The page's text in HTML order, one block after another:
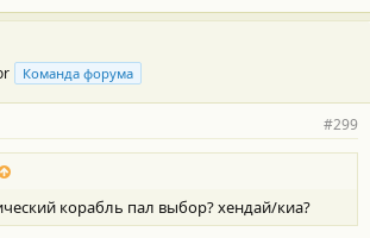
Команда форума
#299
корабль пал выбор? хендай/киа?